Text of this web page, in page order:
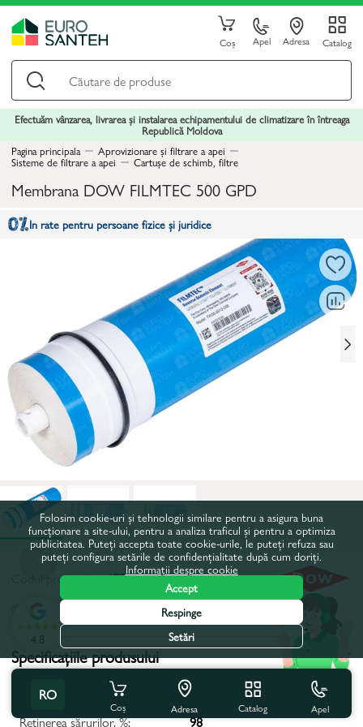
Coș Apel Adresa Catalog
Efectuăm vânzarea, livrarea și instalarea echipamentului de climatizare în întreaga
Republică Moldova
Pagina principala
Aprovizionare și filtrare a apei
Sisteme de filtrare a apei Cartușe de schimb, filtre
Membrana DOW FILMTEC 500 GPD
In rate pentru persoane fizice și juridice
Codul produsului:47EK0228
Toate caracteristicile
Specificațiile produsului
Înalțimea, mm:
298
Reținerea sărurilor, %:
98
RO
Coș Adresa Catalog Apel
4.8
Folosim cookie-uri și tehnologii similare pentru a asigura buna
funcționare a site-ului, pentru a analiza traficul și pentru a optimiza
publicitatea. Puteți accepta toate cookie-urile, le puteți refuza sau
puteți configura setările de confidențialitate după cum doriți.
Informații despre cookie
Accept
Respinge
Setări